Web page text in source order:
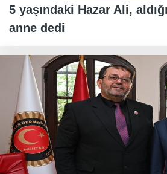
5 yaşındaki Hazar Ali,
anne dedi